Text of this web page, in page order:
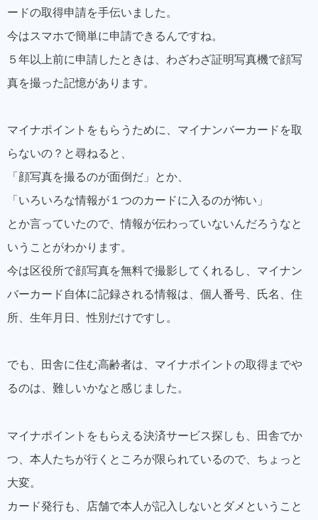
ードの取得申請を手伝いました。
今はスマホで簡単に申請できるんですね。
５年以上前に申請したときは、わざわざ証明写真機で顔写
真を撮った記憶があります。
マイナポイントをもらうために、マイナンバーカードを取
らないの？と尋ねると、
「顔写真を撮るのが面倒だ」とか、
「いろいろな情報が１つのカードに入るのが怖い」
とか言っていたので、情報が伝わっていないんだろうなと
いうことがわかります。
今は区役所で顔写真を無料で撮影してくれるし、マイナン
バーカード自体に記録される情報は、個人番号、氏名、住
所、生年月日、性別だけですし。
でも、田舎に住む高齢者は、マイナポイントの取得までや
るのは、難しいかなと感じました。
マイナポイントをもらえる決済サービス探しも、田舎でか
つ、本人たちが行くところが限られているので、ちょっと
大変。
カード発行も、店舗で本人が記入しないとダメということ